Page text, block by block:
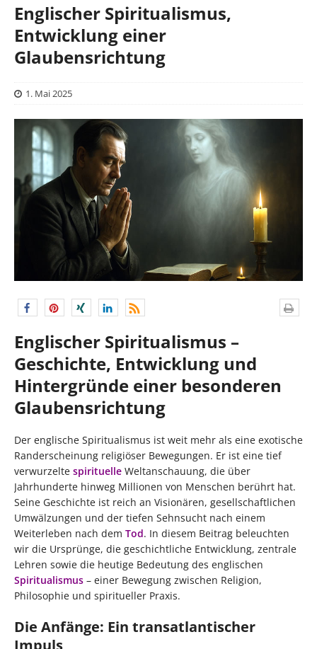
Englischer Spiritualismus,
Entwicklung einer
Glaubensrichtung
1. Mai 2025
Englischer Spiritualismus –
Geschichte, Entwicklung und
Hintergründe einer besonderen
Glaubensrichtung
Der englische Spiritualismus ist weit mehr als eine exotische
Randerscheinung religiöser Bewegungen. Er ist eine tief
verwurzelte spirituelle Weltanschauung, die über
Jahrhunderte hinweg Millionen von Menschen berührt hat.
Seine Geschichte ist reich an Visionären, gesellschaftlichen
Umwälzungen und der tiefen Sehnsucht nach einem
Weiterleben nach dem Tod. In diesem Beitrag beleuchten
wir die Ursprünge, die geschichtliche Entwicklung, zentrale
Lehren sowie die heutige Bedeutung des englischen
Spiritualismus – einer Bewegung zwischen Religion,
Philosophie und spiritueller Praxis.
Die Anfänge: Ein transatlantischer
Impuls